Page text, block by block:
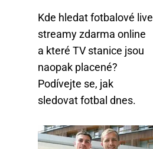
Kde hledat fotbalové live
streamy zdarma online
a které TV stanice jsou
naopak placené?
Podívejte se, jak
sledovat fotbal dnes.